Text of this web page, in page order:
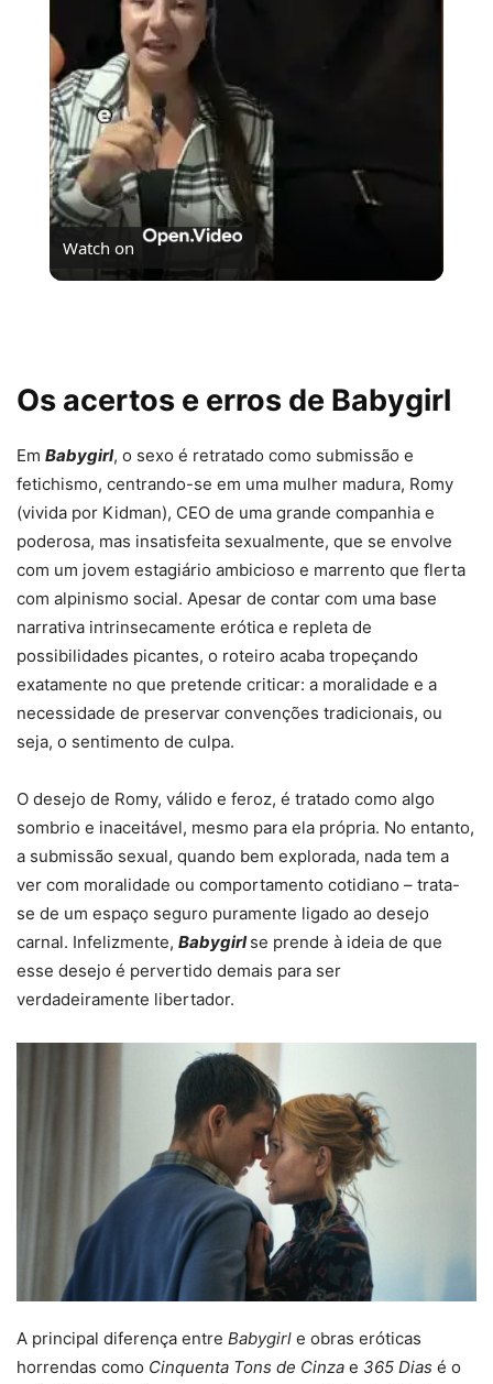
Watch on
Os acertos e erros de Babygirl
Em Babygirl, o sexo é retratado como submissão e
fetichismo, centrando-se em uma mulher madura, Romy
(vivida por Kidman), CEO de uma grande companhia e
poderosa, mas insatisfeita sexualmente, que se envolve
com um jovem estagiário ambicioso e marrento que flerta
com alpinismo social. Apesar de contar com uma base
narrativa intrinsecamente erótica e repleta de
possibilidades picantes, o roteiro acaba tropeçando
exatamente no que pretende criticar: a moralidade e a
necessidade de preservar convenções tradicionais, ou
seja, o sentimento de culpa.
O desejo de Romy, válido e feroz, é tratado como algo
sombrio e inaceitável, mesmo para ela própria. No entanto,
a submissão sexual, quando bem explorada, nada tem a
ver com moralidade ou comportamento cotidiano – trata-
se de um espaço seguro puramente ligado ao desejo
carnal. Infelizmente, Babygirl se prende à ideia de que
esse desejo é pervertido demais para ser
verdadeiramente libertador.
A principal diferença entre Babygirl e obras eróticas
horrendas como Cinquenta Tons de Cinza e 365 Dias é o